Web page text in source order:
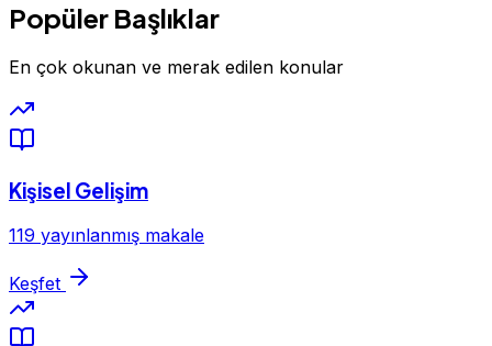
Popüler Başlıklar
En çok okunan ve merak edilen konular
Kişisel Gelişim
119 yayınlanmış makale
Keşfet